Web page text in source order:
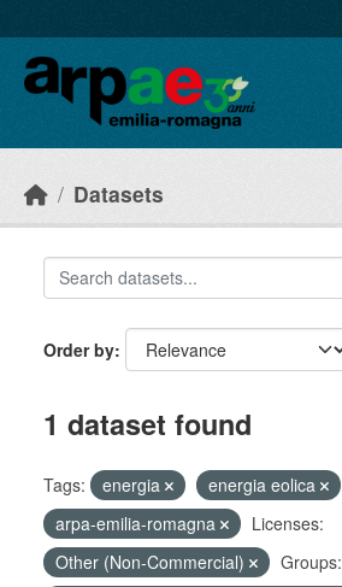
Datasets
Order by
1 dataset found
Tags: energia energia eolica
arpa-emilia-romagna
Licenses:
Other (Non-Commercial)
Groups: